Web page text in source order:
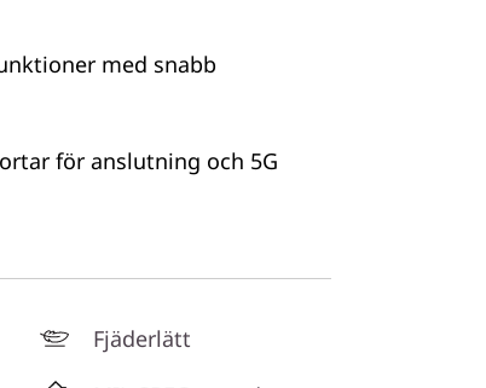
med snabb
för anslutning och 5G
Fjäderlätt